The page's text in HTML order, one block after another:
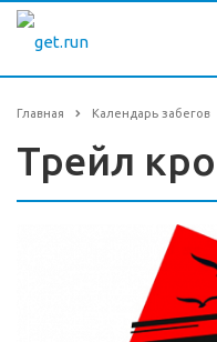
Главная Календарь забегов
Трейл